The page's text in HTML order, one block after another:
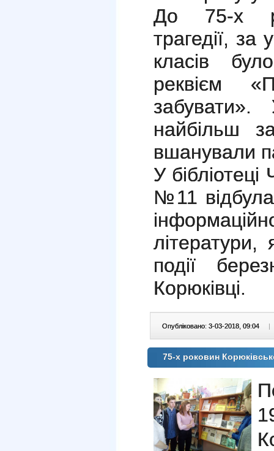
До 75-х
трагедії, за
класів
реквієм
забувати».
найбільш
вшанували
У бібліотеці
№11
літератури,
події
Корюківці.
Опубліковано: 3-03-2018, 09:04 |
75-х роковин